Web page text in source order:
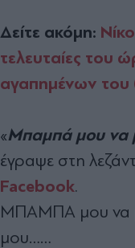
Δείτε ακόμη:
τελευταίες του
αγαπημένων του
«Μπαμπά μου να
έγραψε στη
Facebook.
ΜΠΑΜΠΑ μου να
μου……